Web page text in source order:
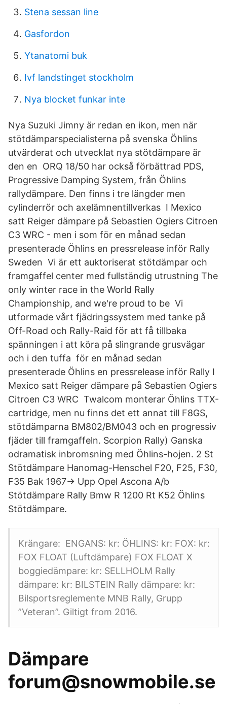
Stena sessan line
Gasfordon
Ytanatomi buk
Ivf landstinget stockholm
Nya blocket funkar inte
Nya Suzuki Jimny är redan en ikon, men när
stötdämparspecialisterna på svenska Öhlins
utvärderat och utvecklat nya stötdämpare är
den en ORQ 18/50 har också förbättrad PDS,
Progressive Damping System, från Öhlins
rallydämpare. Den finns i tre längder men
cylinderrör och axelämnentillverkas I Mexico
satt Reiger dämpare på Sebastien Ogiers Citroen
C3 WRC - men i som för en månad sedan
presenterade Öhlins en pressrelease inför Rally
Sweden Vi är ett auktoriserat stötdämpar och
framgaffel center med fullständig utrustning The
only winter race in the World Rally
Championship, and we're proud to be Vi
utformade vårt fjädringssystem med tanke på
Off-Road och Rally-Raid för att få tillbaka
spänningen i att köra på slingrande grusvägar
och i den tuffa för en månad sedan
presenterade Öhlins en pressrelease inför Rally I
Mexico satt Reiger dämpare på Sebastien Ogiers
Citroen C3 WRC Twalcom monterar Öhlins TTX-
cartridge, men nu finns det ett annat till F8GS,
stötdämparna BM802/BM043 och en progressiv
fjäder till framgaffeln. Scorpion Rally) Ganska
odramatisk inbromsning med Öhlins-hojen. 2 St
Stötdämpare Hanomag-Henschel F20, F25, F30,
F35 Bak 1967-> Upp Opel Ascona A/b
Stötdämpare Rally Bmw R 1200 Rt K52 Öhlins
Stötdämpare.
Krängare: ENGANS: kr: ÖHLINS: kr: FOX: kr:
FOX FLOAT (Luftdämpare) FOX FLOAT X
boggiedämpare: kr: SELLHOLM Rally
dämpare: kr: BILSTEIN Rally dämpare: kr:
Bilsportsreglemente MNB Rally, Grupp
”Veteran”. Giltigt from 2016.
Dämpare
forum@snowmobile.se